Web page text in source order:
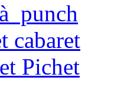
punch
cabaret
Pichet